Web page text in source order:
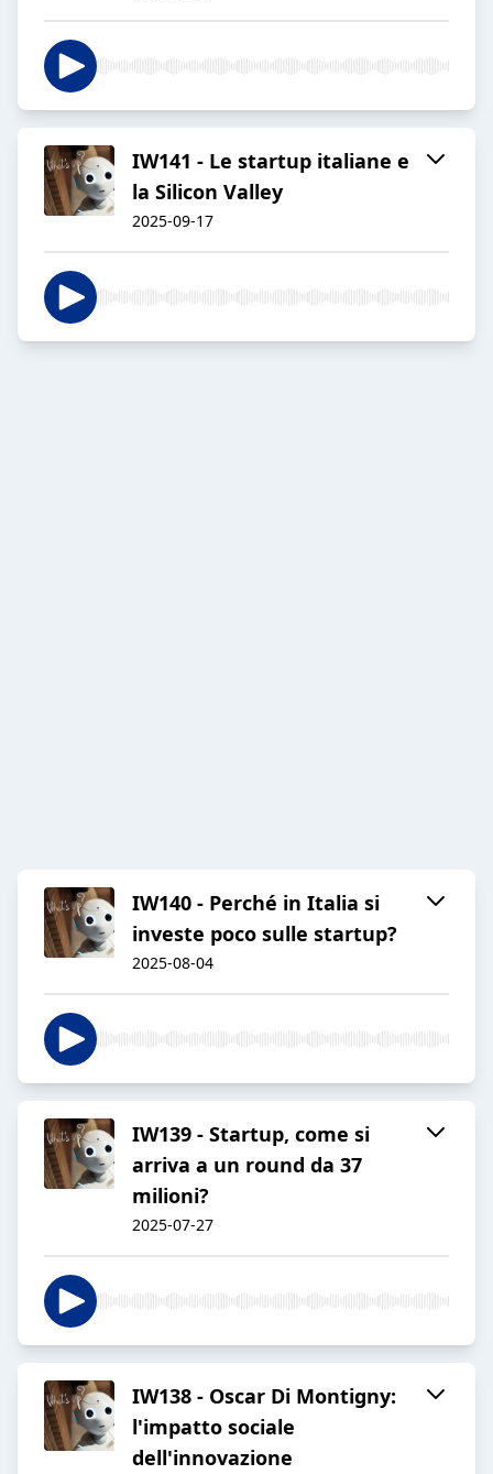
IW141 - Le startup italiane e
la Silicon Valley
2025-09-17
IW140 - Perché in Italia si
investe poco sulle startup?
2025-08-04
IW139 - Startup, come si
arriva a un round da 37
milioni?
2025-07-27
IW138 - Oscar Di Montigny:
l'impatto sociale
dell'innovazione